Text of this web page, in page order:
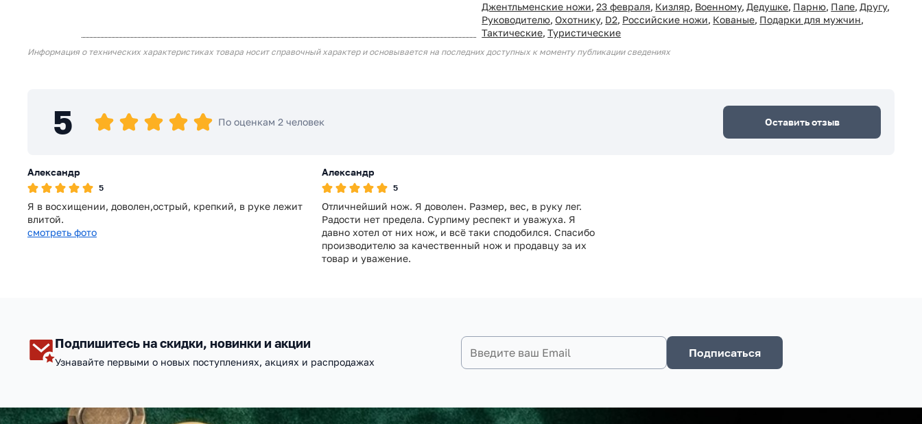
Джентльменские ножи, 23 февраля, Кизляр, Военному, Дедушке, Парню, Папе, Другу,
Руководителю, Охотнику, D2, Российские ножи, Кованые, Подарки для мужчин,
Тактические, Туристические
Информация о технических характеристиках товара носит справочный характер и основывается на последних доступных к моменту публикации сведениях
5 По оценкам 2 человек Оставить отзыв
Александр
5
Я в восхищении, доволен,острый, крепкий, в руке лежит
влитой.
смотреть фото
Александр
5
Отличнейший нож. Я доволен. Размер, вес, в руку лег.
Радости нет предела. Сурпиму респект и уважуха. Я
давно хотел от них нож, и всё таки сподобился. Спасибо
производителю за качественный нож и продавцу за их
товар и уважение.
Подпишитесь на скидки, новинки и акции
Узнавайте первыми о новых поступлениях, акциях и распродажах
Подписаться